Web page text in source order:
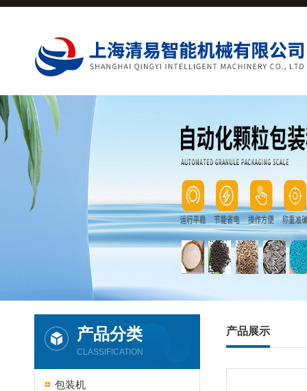
产品分类
CLASSIFICATION
包装机
产品展示